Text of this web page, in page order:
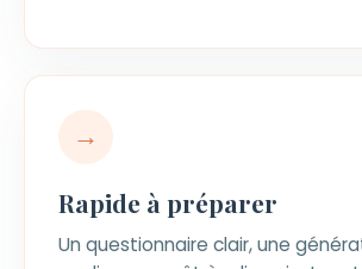
→
Rapide à préparer
Un questionnaire clair, une